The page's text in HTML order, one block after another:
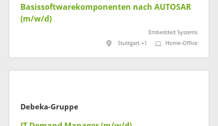
Basissoftwarekomponenten nach AUTOSAR
(m/w/d)
Embedded Systems
Stuttgart +1
Home-Office
Debeka-Gruppe